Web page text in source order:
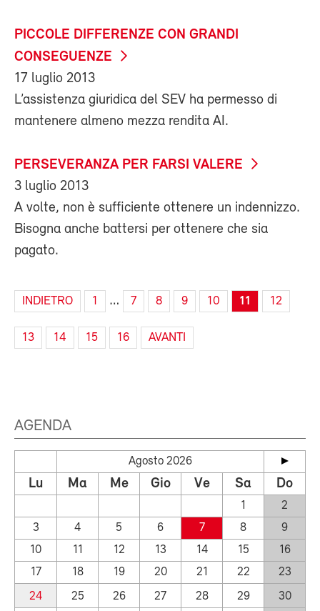
PICCOLE DIFFERENZE CON GRANDI
CONSEGUENZE
17 luglio 2013
L’assistenza giuridica del SEV ha permesso di
mantenere almeno mezza rendita AI.
PERSEVERANZA PER FARSI VALERE
3 luglio 2013
A volte, non è sufficiente ottenere un indennizzo.
Bisogna anche battersi per ottenere che sia
pagato.
INDIETRO 1 … 7 8 9 10 11 12
13 14 15 16 AVANTI
AGENDA
Agosto 2026
Lu Ma Me Gio Ve Sa Do
1
2
3
4 5 6 7 8
9
10
11 12 13 14 15
16
17
18 19 20 21 22
23
24
25 26 27 28 29
30